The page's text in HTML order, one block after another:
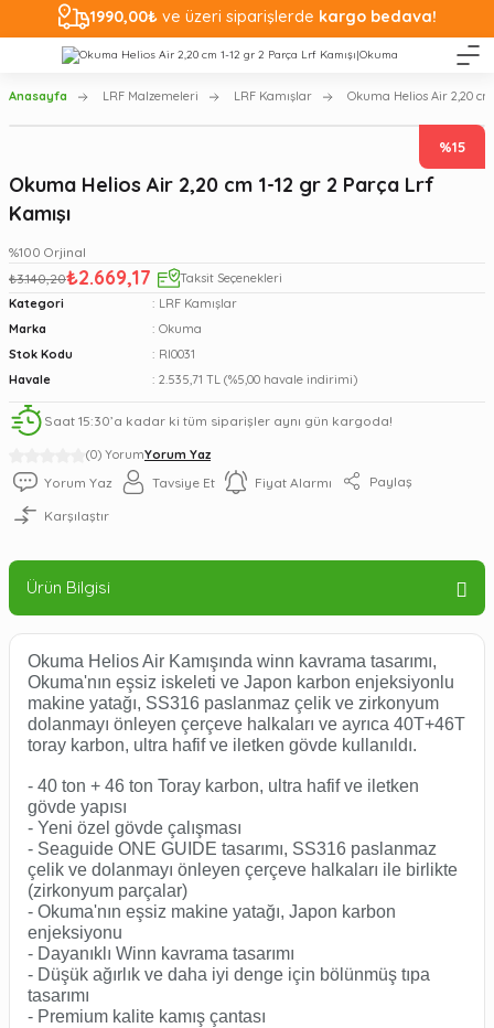
1990,00₺ ve üzeri siparişlerde kargo bedava!
Anasayfa LRF Malzemeleri LRF Kamışlar Okuma Helios Air 2,20
%15
(0) YorumYorum Yaz
Okuma Helios Air 2,20 cm 1-12 gr 2 Parça Lrf
Kamışı
%100 Orjinal
₺3.140,20₺2.669,17
Taksit Seçenekleri
Kategori
LRF Kamışlar
Marka
Okuma
Stok Kodu
RI0031
Havale
2.535,71 TL (%5,00 havale indirimi)
Saat 15:30’a kadar ki tüm siparişler aynı gün kargoda!
Yorum Yaz Tavsiye Et Fiyat Alarmı Paylaş
Karşılaştır
Ürün Bilgisi
Okuma Helios Air Kamışında winn kavrama tasarımı,
Okuma'nın eşsiz iskeleti ve Japon karbon enjeksiyonlu
makine yatağı, SS316 paslanmaz çelik ve zirkonyum
dolanmayı önleyen çerçeve halkaları ve ayrıca 40T+46T
toray karbon, ultra hafif ve iletken gövde kullanıldı.
- 40 ton + 46 ton Toray karbon, ultra hafif ve iletken
gövde yapısı
- Yeni özel gövde çalışması
- Seaguide ONE GUIDE tasarımı, SS316 paslanmaz
çelik ve dolanmayı önleyen çerçeve halkaları ile birlikte
(zirkonyum parçalar)
- Okuma'nın eşsiz makine yatağı, Japon karbon
enjeksiyonu
- Dayanıklı Winn kavrama tasarımı
- Düşük ağırlık ve daha iyi denge için bölünmüş tıpa
tasarımı
- Premium kalite kamış çantası